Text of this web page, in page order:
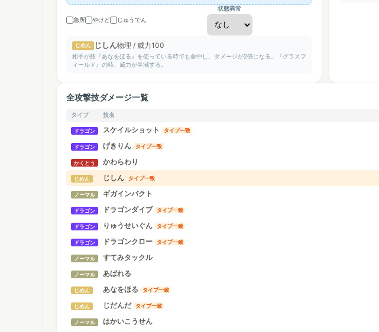
急所 やけど じゅうでん
状態異常
じめん じしん物理 / 威力100
相手が技『あなをほる』を使っている時でも命中し、ダメージが2倍になる。『グラスフ
ィールド』の時、威力が半減する。
全攻撃技ダメージ一覧
タイプ 技名
ドラゴン スケイルショット タイプ一致
ドラゴン げきりん タイプ一致
かくとう かわらわり
じめん じしん タイプ一致
ノーマル ギガインパクト
ドラゴン ドラゴンダイブ タイプ一致
ドラゴン りゅうせいぐん タイプ一致
ドラゴン ドラゴンクロー タイプ一致
ノーマル すてみタックル
ノーマル あばれる
じめん あなをほる タイプ一致
じめん じだんだ タイプ一致
ノーマル はかいこうせん